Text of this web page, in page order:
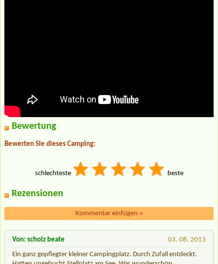
Bewertung
Bewerten Sie dieses Camping:
schlechteste beste
Rezensionen
Kommentar einfügen »
03. 08. 2013
Von: scholz beate
Ein ganz gepflegter kleiner Campingplatz. Durch Zufall entdeckt.